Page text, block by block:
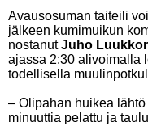
Avausosuman taiteili
jälkeen kumimuikun
nostanutJuho
ajassa 2:30 alivoimalla
todellisella
– Olipahan huikea
minuuttia pelattu ja